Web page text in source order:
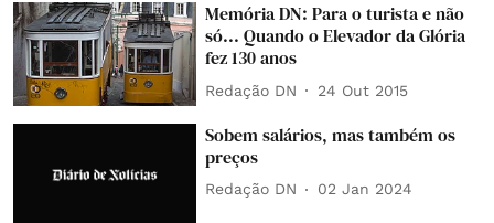
Memória DN: Para o turista e não
só... Quando o Elevador da Glória
fez 130 anos
Redação DN 24 Out 2015
Sobem salários, mas também os
preços
Redação DN 02 Jan 2024